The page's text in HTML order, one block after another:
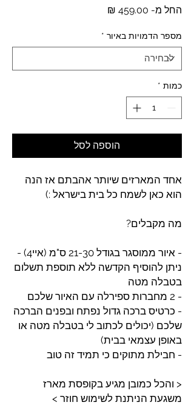
החל מ- 459.00 ₪
מספר הדמויות באיור *
כמות *
הוספה לסל
אחד המארזים שיותר אהבתם אז הנה
הוא כאן לשמח כל בית בישראל :)
מה מקבלים?
- איור ממוסגר בגודל 21-30 ס"מ (איי4) -
ניתן להוסיף הקדשה ללא תוספת תשלום
בטבלה מטה
- 2 מחברות ספירלה עם האיור שלכם
- כרטיס ברכה גדול נפתח ובפנים הברכה
שלכם (יכולים לכתוב לי בטבלה מטה או
באופן עצמאי בבית)
- חבילת מתוקים כי תמיד זה טוב
< והכל כמובן מגיע בקופסת מארז
משגעת הניתנת לשימוש חוזר >